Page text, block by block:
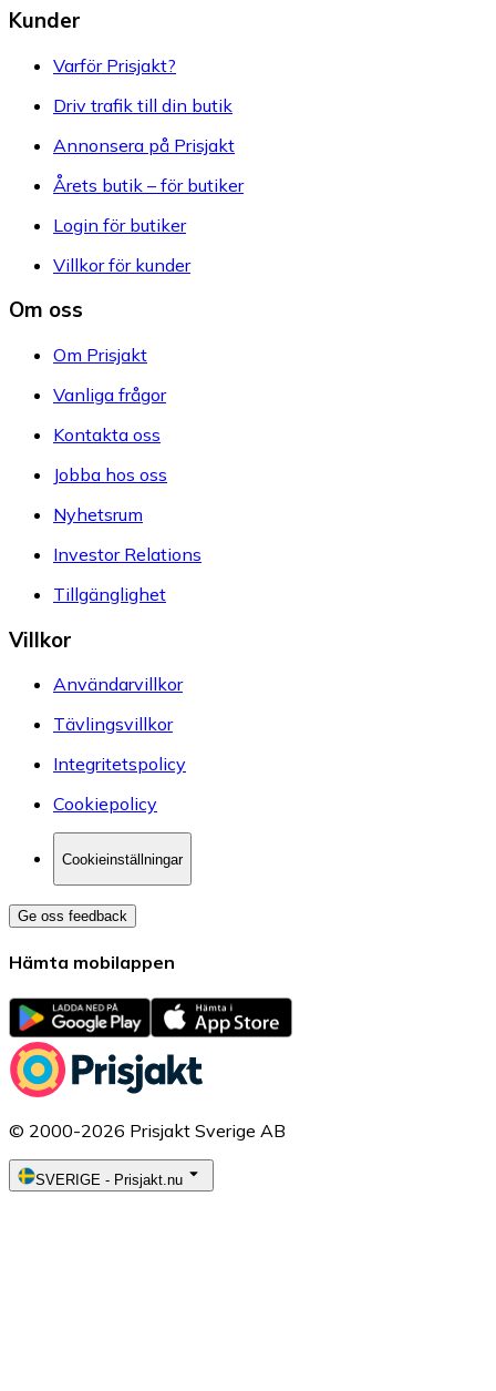
Kunder
Varför Prisjakt?
Driv trafik till din butik
Annonsera på Prisjakt
Årets butik – för butiker
Login för butiker
Villkor för kunder
Om oss
Om Prisjakt
Vanliga frågor
Kontakta oss
Jobba hos oss
Nyhetsrum
Investor Relations
Tillgänglighet
Villkor
Användarvillkor
Tävlingsvillkor
Integritetspolicy
Cookiepolicy
Cookieinställningar
Ge oss feedback
Hämta mobilappen
© 2000-2026 Prisjakt Sverige AB
SVERIGE - Prisjakt.nu